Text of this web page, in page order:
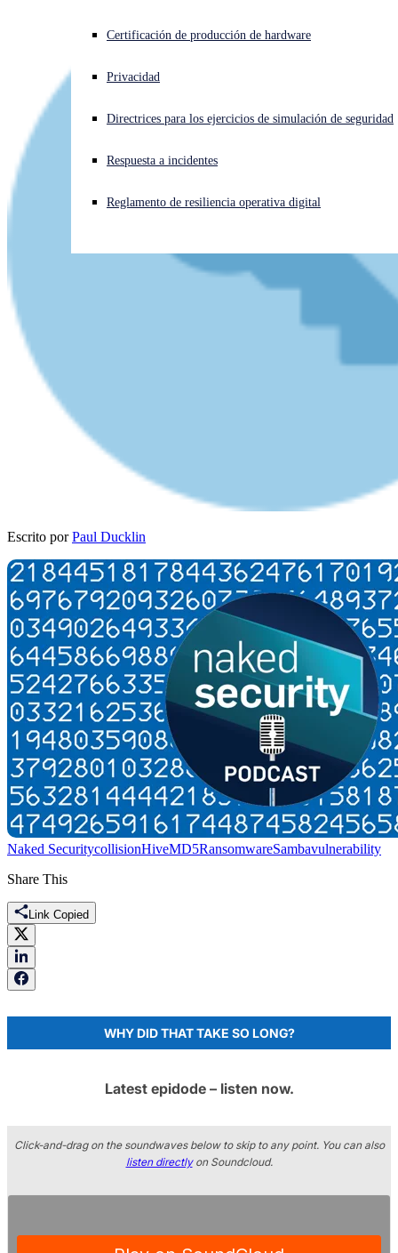
¿Está sufriendo un ciberataque? Obtenga ayuda ahora mismo
Open search
Español Open language switcher
Certificación de producción de hardware
Privacidad
Directrices para los ejercicios de simulación de seguridad
Respuesta a incidentes
Reglamento de resiliencia operativa digital
Escrito por Paul Ducklin
Naked SecuritycollisionHiveMD5RansomwareSambavulnerability
Share This
Link Copied
WHY DID THAT TAKE SO LONG?
Latest epidode – listen now.
Click-and-drag on the soundwaves below to skip to any point. You can also
listen directlyon Soundcloud.